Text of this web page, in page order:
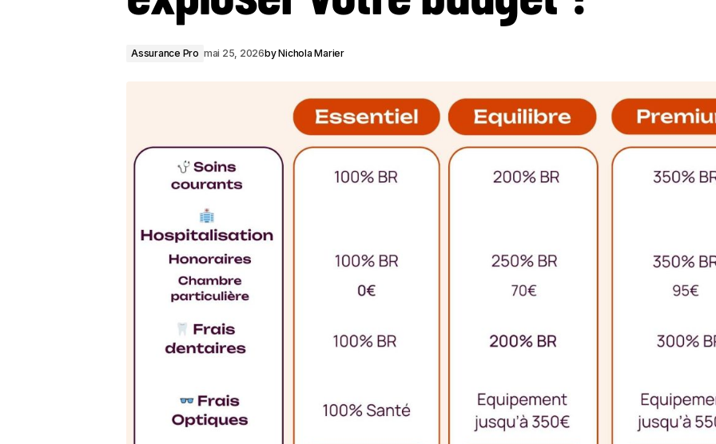
Assurance Pro mai 25, 2026byNichola Marier